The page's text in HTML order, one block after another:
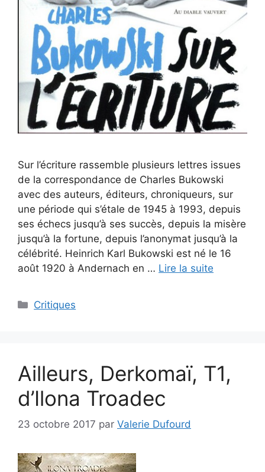
Sur l’écriture rassemble plusieurs lettres issues
de la correspondance de Charles Bukowski
avec des auteurs, éditeurs, chroniqueurs, sur
une période qui s’étale de 1945 à 1993, depuis
ses échecs jusqu’à ses succès, depuis la misère
jusqu’à la fortune, depuis l’anonymat jusqu’à la
célébrité. Heinrich Karl Bukowski est né le 16
août 1920 à Andernach en … Lire la suite
Critiques
Ailleurs, Derkomaï, T1,
d’Ilona Troadec
23 octobre 2017 par Valerie Dufourd